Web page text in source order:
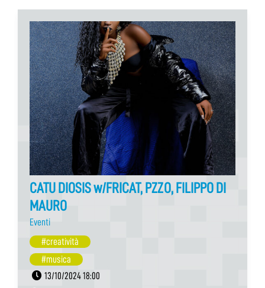
CATU DIOSIS w/FRICAT, PZZO, FILIPPO DI
MAURO
Eventi
#creatività
#musica
13/10/2024 18:00